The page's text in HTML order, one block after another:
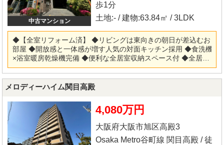
中古マンション
歩1分
土地:- / 建物:63.84㎡ / 3LDK
◆【全室リフォーム済】 ◆リビングは東向きの朝日が差込むお
部屋 ◆開放感と一体感が増す人気の対面キッチン採用 ◆食洗機
×浴室暖房乾燥機完備 ◆便利な全居室収納スペース付 ◆全居室
エアコン設置可能 ◆プライバシー性に配慮した専用ポーチ付
◆2015年7月大規模修繕工事済 ◆機械式駐車場空有 ◆3路線2駅
利用可能な好立地 ◆女性にも安心のオートロック付きです ◆総
ムキッチン・ユニットバス・洗面化粧台・トイレ新調 ◎フロー
リング・クロス・クッションフロア張替 ◎建具新調・ハウスク
リーニング他 ※当社ではネットで他社様が広告している物件も
同時に紹介・案内可能です。 併せて内覧を希望される際は、物
件名を担当者までお申し付け下さい。
メロディーハイム関目高殿
4,080万円
大阪府大阪市旭区高殿3
Osaka Metro谷町線 関目高殿 / 徒